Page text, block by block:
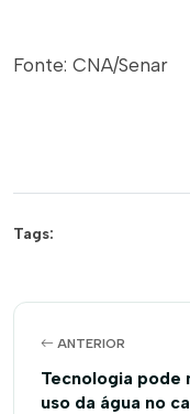
Fonte: CNA/Senar
Tags:
ANTERIOR
Tecnologia pode
uso da água no